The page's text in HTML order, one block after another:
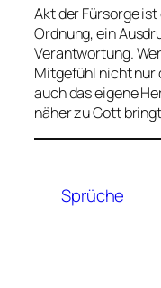
Akt der Fürsorge
Ordnung, ein
Verantwortung.
Mitgefühl nicht nur
auch das eigene
näher zu Gott
Sprüche